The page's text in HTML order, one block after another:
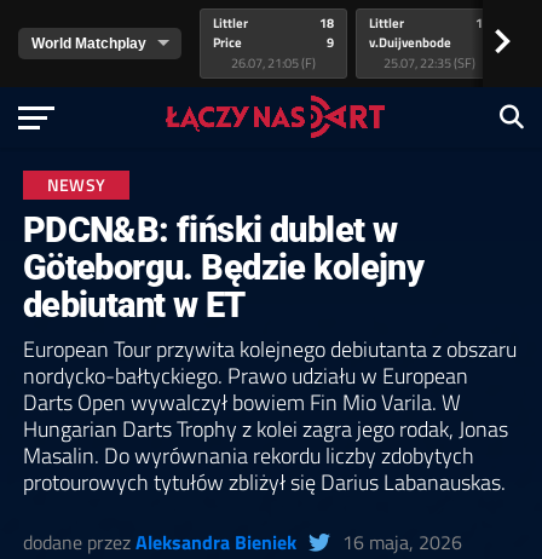
Littler
Price
18
9
26.07, 21:05 (F)
Littler
v.Duijvenbode
17
25.07, 22:35 (SF)
>
NEWSY
PDCN&B: fiński dublet w
Göteborgu. Będzie kolejny
debiutant w ET
European Tour przywita kolejnego debiutanta z obszaru
nordycko-bałtyckiego. Prawo udziału w European
Darts Open wywalczył bowiem Fin Mio Varila. W
Hungarian Darts Trophy z kolei zagra jego rodak, Jonas
Masalin. Do wyrównania rekordu liczby zdobytych
protourowych tytułów zbliżył się Darius Labanauskas.
dodane przezAleksandra Bieniek 16 maja, 2026